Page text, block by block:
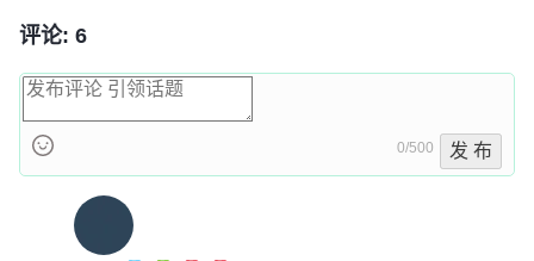
评论: 6
0/500 发 布